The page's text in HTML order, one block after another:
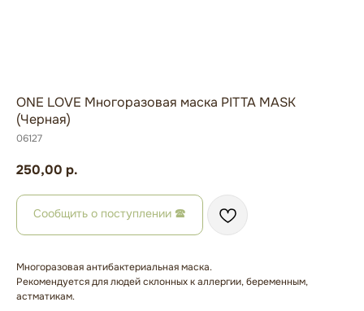
ONE LOVE Многоразовая маска PITTA MASK
(Черная)
06127
250,00 р.
Сообщить о поступлении 🕿
Многоразовая антибактериальная маска.
Рекомендуется для людей склонных к аллергии, беременным,
астматикам.